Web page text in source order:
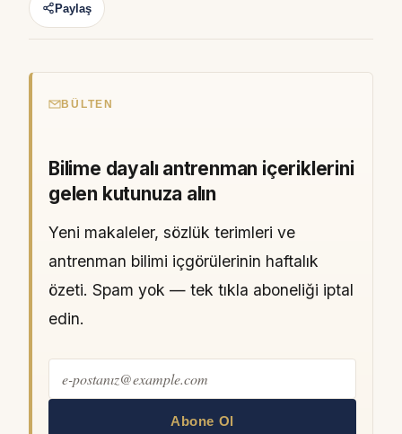
Paylaş
BÜLTEN
Bilime dayalı antrenman içeriklerini
gelen kutunuza alın
Yeni makaleler, sözlük terimleri ve
antrenman bilimi içgörülerinin haftalık
özeti. Spam yok — tek tıkla aboneliği iptal
edin.
Abone Ol